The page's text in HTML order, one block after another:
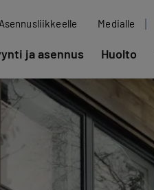
Asennusliikkeelle Medialle
ja asennus Huolto